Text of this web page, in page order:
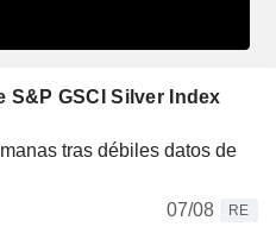
S&P GSCI Silver Index
tras débiles datos de
07/08
RE